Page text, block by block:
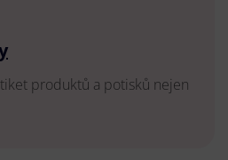
produktů a potisků nejen